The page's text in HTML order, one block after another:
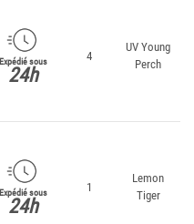
Expédié sous
24h
4
UV Young
Perch
Expédié sous
24h
1
Lemon
Tiger